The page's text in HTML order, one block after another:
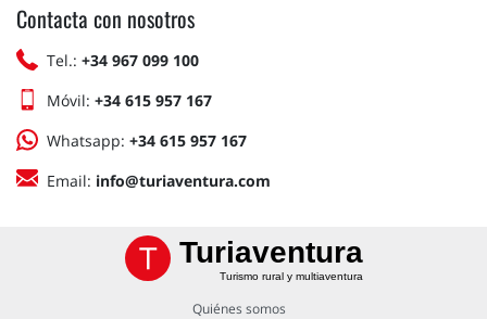
Contacta con nosotros
Tel.: +34 967 099 100
Móvil: +34 615 957 167
Whatsapp: +34 615 957 167
Email: info@turiaventura.com
Turiaventura
Turismo rural y multiaventura
Quiénes somos